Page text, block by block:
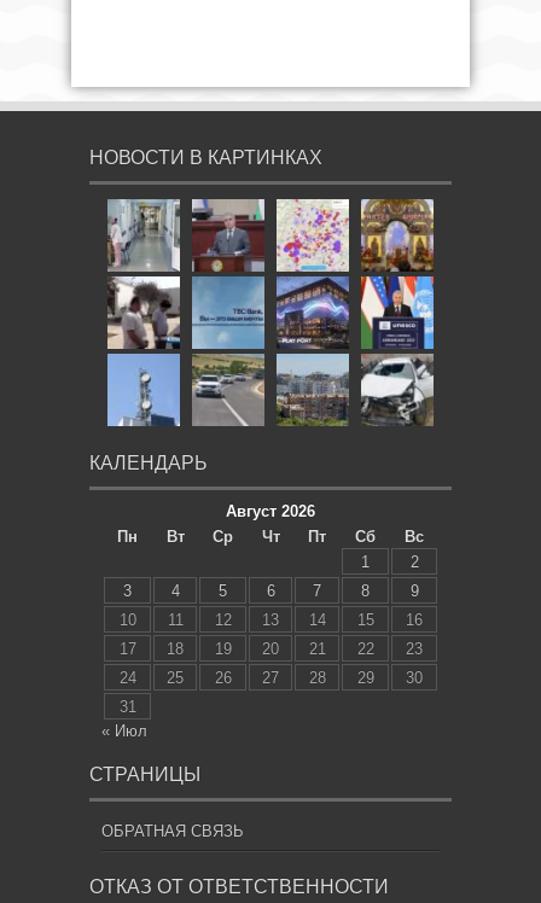
НОВОСТИ В КАРТИНКАХ
КАЛЕНДАРЬ
Август 2026
Пн
Вт Ср Чт Пт Сб
Вс
1
2
3
4 5 6 7 8
9
10
11 12 13 14 15
16
17
18 19 20 21 22
23
24
25 26 27 28 29
30
31
« Июл
СТРАНИЦЫ
ОБРАТНАЯ СВЯЗЬ
ОТКАЗ ОТ ОТВЕТСТВЕННОСТИ